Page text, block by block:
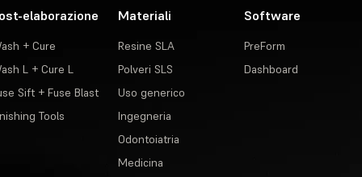
elaborazione
+ Cure
L + Cure L
Sift + Fuse Blast
Tools
Materiali
Resine SLA
Polveri SLS
Uso generico
Ingegneria
Odontoiatria
Medicina
Software
PreForm
Dashboard